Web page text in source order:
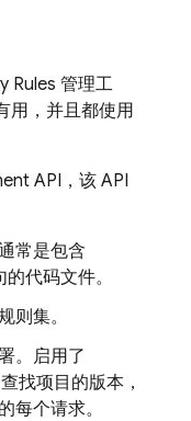
Rules 管理工
用，并且都使用
API，该 API
常是包含
的代码文件。
则集。
。启用了
找项目的版本，
每个请求。